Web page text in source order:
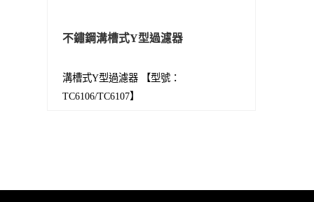
不鏽鋼溝槽式Y型過濾器
溝槽式Y型過濾器 【型號：
TC6106/TC6107】